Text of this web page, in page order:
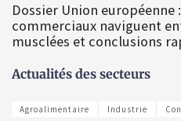
Dossier Union européenne
commerciaux naviguent
musclées et conclusions
Actualités des secteurs
Agroalimentaire Industrie